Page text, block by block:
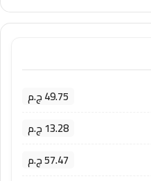
49.75 ج.م
13.28 ج.م
57.47 ج.م